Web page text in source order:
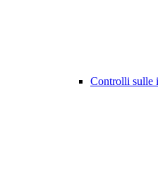
Controlli sulle